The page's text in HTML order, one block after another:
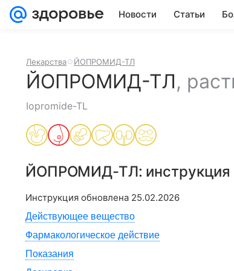
Новости Статьи
Лекарства ЙОПРОМИД-ТЛ
ЙОПРОМИД-ТЛ,
Iopromide-TL
ЙОПРОМИД-ТЛ:
Инструкция обновлена 25.02.2026
Действующее вещество
Фармакологическое действие
Показания